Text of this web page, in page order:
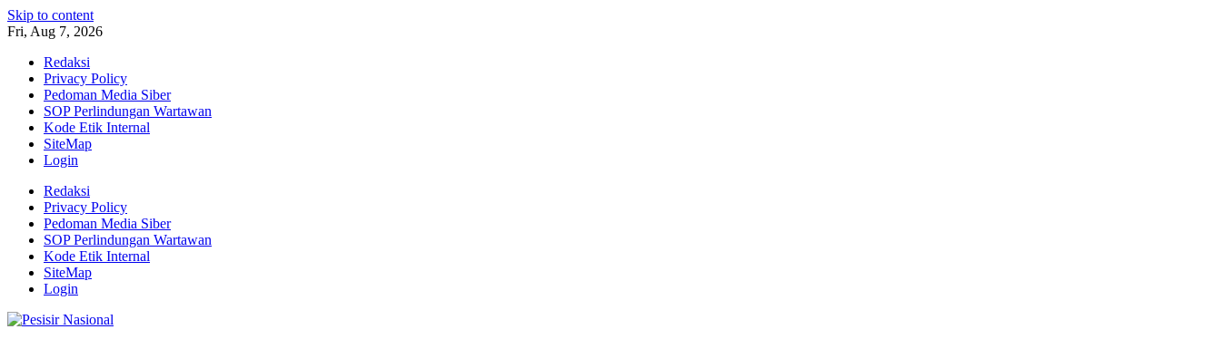
Skip to content
Fri, Aug 7, 2026
Redaksi
Privacy Policy
Pedoman Media Siber
SOP Perlindungan Wartawan
Kode Etik Internal
SiteMap
Login
Redaksi
Privacy Policy
Pedoman Media Siber
SOP Perlindungan Wartawan
Kode Etik Internal
SiteMap
Login